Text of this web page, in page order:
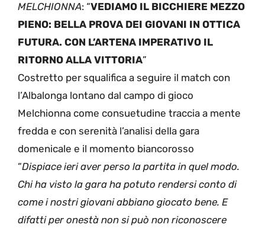
MELCHIONNA: “VEDIAMO IL BICCHIERE MEZZO
PIENO: BELLA PROVA DEI GIOVANI IN OTTICA
FUTURA. CON L’ARTENA IMPERATIVO IL
RITORNO ALLA VITTORIA”
Costretto per squalifica a seguire il match con
l’Albalonga lontano dal campo di gioco
Melchionna come consuetudine traccia a mente
fredda e con serenità l’analisi della gara
domenicale e il momento biancorosso
“Dispiace ieri aver perso la partita in quel modo.
Chi ha visto la gara ha potuto rendersi conto di
come i nostri giovani abbiano giocato bene. E
difatti per onestà non si può non riconoscere